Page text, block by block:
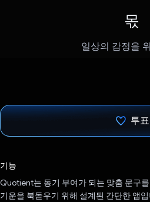
몫
일상의 감정을
투표
기능
Quotient는 동기 부여가 되는 맞춤 문구
기운을 북돋우기 위해 설계된 간단한 앱